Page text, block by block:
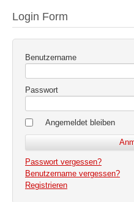
Login Form
Benutzername
Passwort
Angemeldet bleiben
Passwort vergessen?
Benutzername vergessen?
Registrieren